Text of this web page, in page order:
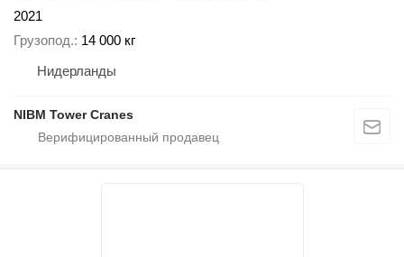
2021
Грузопод. 14 000 кг
Нидерланды
NIBM Tower Cranes